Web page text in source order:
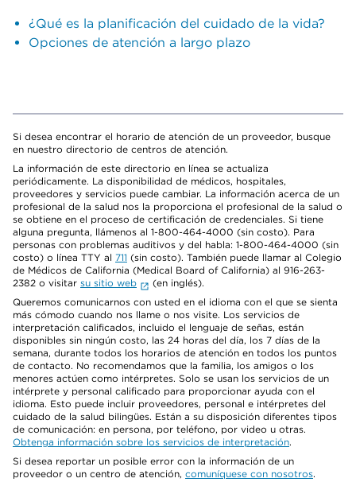
¿Qué es la planificación del cuidado de la vida?
Opciones de atención a largo plazo
Si desea encontrar el horario de atención de un proveedor, busque
en nuestro directorio de centros de atención.
La información de este directorio en línea se actualiza
periódicamente. La disponibilidad de médicos, hospitales,
proveedores y servicios puede cambiar. La información acerca de un
profesional de la salud nos la proporciona el profesional de la salud o
se obtiene en el proceso de certificación de credenciales. Si tiene
alguna pregunta, llámenos al 1-800-464-4000 (sin costo). Para
personas con problemas auditivos y del habla: 1-800-464-4000 (sin
costo) o línea TTY al 711 (sin costo). También puede llamar al Colegio
de Médicos de California (Medical Board of California) al 916-263-
2382 o visitar su sitio web
(en inglés).
Queremos comunicarnos con usted en el idioma con el que se sienta
más cómodo cuando nos llame o nos visite. Los servicios de
interpretación calificados, incluido el lenguaje de señas, están
disponibles sin ningún costo, las 24 horas del día, los 7 días de la
semana, durante todos los horarios de atención en todos los puntos
de contacto. No recomendamos que la familia, los amigos o los
menores actúen como intérpretes. Solo se usan los servicios de un
intérprete y personal calificado para proporcionar ayuda con el
idioma. Esto puede incluir proveedores, personal e intérpretes del
cuidado de la salud bilingües. Están a su disposición diferentes tipos
de comunicación: en persona, por teléfono, por video u otras.
Obtenga información sobre los servicios de interpretación.
Si desea reportar un posible error con la información de un
proveedor o un centro de atención, comuníquese con nosotros.